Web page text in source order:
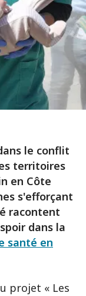
le conflit
territoires
en Côte
s'efforçant
racontent
dans la
santé en
projet « Les